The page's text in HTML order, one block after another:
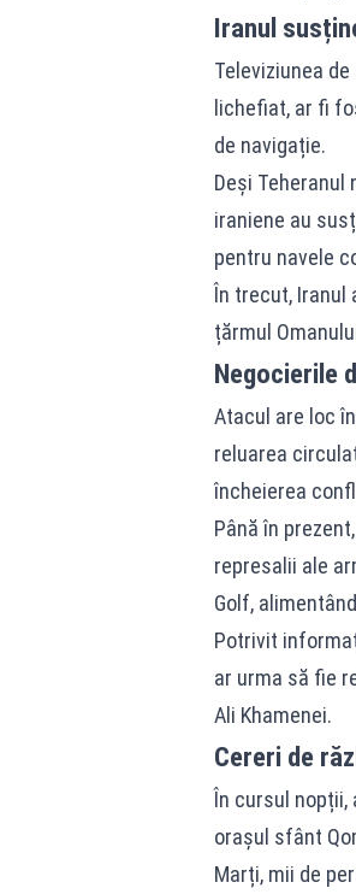
Iranul
Televiziunea
lichefiat, ar fi
de navigație.
Deși
iraniene au
pentru navele
În trecut, Iranul
țărmul
Negocierile
Atacul are loc
reluarea
încheierea
Până în
represalii ale
Golf,
Potrivit
ar urma să fie
Ali Khamenei.
Cereri de
În cursul
orașul sfânt
Marți, mii de